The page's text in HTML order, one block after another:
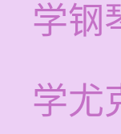
学钢
学尤